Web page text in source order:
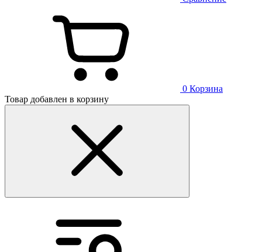
0 Корзина
Товар добавлен в корзину